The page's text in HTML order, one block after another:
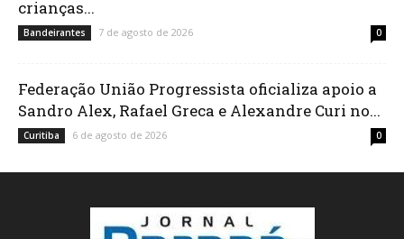
crianças...
Bandeirantes 7 de agosto de 2026 0
Federação União Progressista oficializa apoio a
Sandro Alex, Rafael Greca e Alexandre Curi no...
Curitiba 6 de agosto de 2026 0